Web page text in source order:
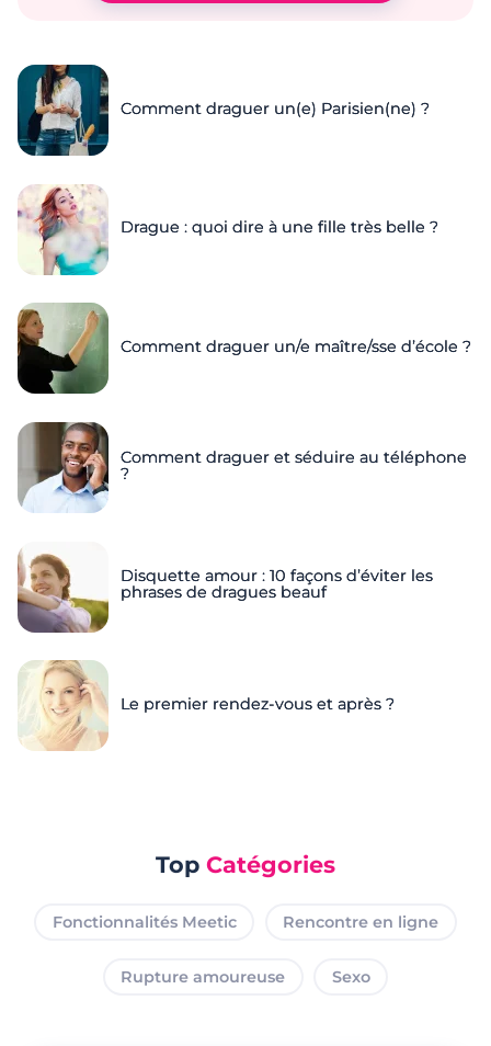
Comment draguer un(e) Parisien(ne) ?
Drague : quoi dire à une fille très belle ?
Comment draguer un/e maître/sse d’école ?
Comment draguer et séduire au téléphone
?
Disquette amour : 10 façons d’éviter les
phrases de dragues beauf
Le premier rendez-vous et après ?
Top Catégories
Fonctionnalités Meetic Rencontre en ligne
Rupture amoureuse Sexo